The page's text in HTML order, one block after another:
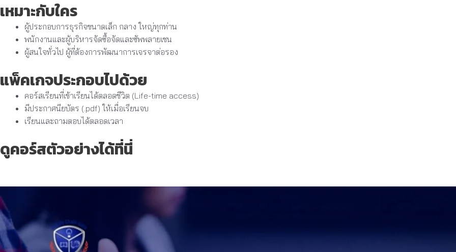
เหมาะกับใคร
ผู้ประกอบการธุรกิจขนาดเล็ก กลาง ใหญ่ทุกท่าน
พนักงานและผู้บริหารจัดซื้อจัดและซัพพลายเชน
ผู้สนใจทั่วไป ผู้ที่ต้องการพัฒนาการเจรจาต่อรอง
แพ็คเกจประกอบไปด้วย
คอร์สเรียนที่เข้าเรียนได้ตลอดชีวิต (Life-time access)
มีประกาศนียบัตร (.pdf) ให้เมื่อเรียนจบ
เรียนและถามตอบได้ตลอดเวลา
ดูคอร์สตัวอย่างได้ที่นี่